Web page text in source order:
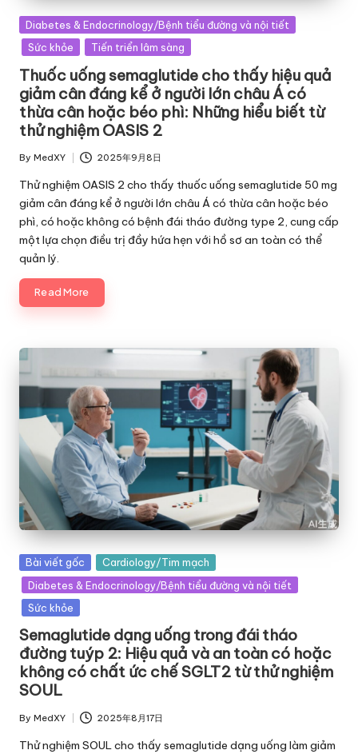
Posted
in
Diabetes & Endocrinology/Bệnh tiểu đường và nội tiết
Sức khỏe
Tiến triển lâm sàng
Thuốc uống semaglutide cho thấy hiệu quả
giảm cân đáng kể ở người lớn châu Á có
thừa cân hoặc béo phì: Những hiểu biết từ
thử nghiệm OASIS 2
Posted
by
By MedXY 2025年9月8日
Thử nghiệm OASIS 2 cho thấy thuốc uống semaglutide 50 mg
giảm cân đáng kể ở người lớn châu Á có thừa cân hoặc béo
phì, có hoặc không có bệnh đái tháo đường type 2, cung cấp
một lựa chọn điều trị đầy hứa hẹn với hồ sơ an toàn có thể
quản lý.
Read More
Posted
in
Bài viết gốc
Cardiology/Tim mạch
Diabetes & Endocrinology/Bệnh tiểu đường và nội tiết
Sức khỏe
Semaglutide dạng uống trong đái tháo
đường tuýp 2: Hiệu quả và an toàn có hoặc
không có chất ức chế SGLT2 từ thử nghiệm
SOUL
Posted
by
By MedXY 2025年8月17日
Thử nghiệm SOUL cho thấy semaglutide dạng uống làm giảm